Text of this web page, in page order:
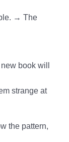
→ The
book will
strange at
the pattern,